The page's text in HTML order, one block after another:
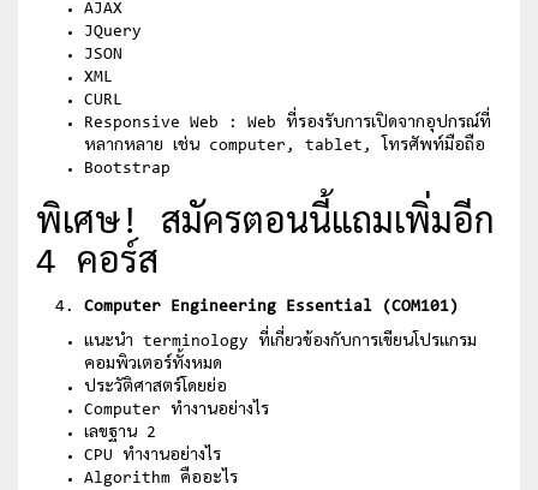
AJAX
JQuery
JSON
XML
CURL
Responsive Web : Web ที่รองรับการเปิดจากอุปกรณ์ที่
หลากหลาย เช่น computer, tablet, โทรศัพท์มือถือ
Bootstrap
พิเศษ! สมัครตอนนี้แถมเพิ่มอีก
4 คอร์ส
Computer Engineering Essential (COM101)
แนะนำ terminology ที่เกี่ยวข้องกับการเขียนโปรแกรม
คอมพิวเตอร์ทั้งหมด
ประวัติศาสตร์โดยย่อ
Computer ทำงานอย่างไร
เลขฐาน 2
CPU ทำงานอย่างไร
Algorithm คืออะไร